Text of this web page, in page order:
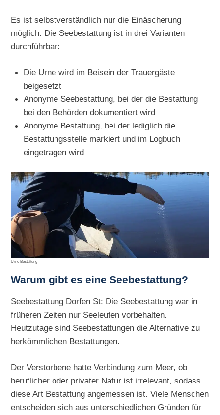
Es ist selbstverständlich nur die Einäscherung
möglich. Die Seebestattung ist in drei Varianten
durchführbar:
Die Urne wird im Beisein der Trauergäste
beigesetzt
Anonyme Seebestattung, bei der die Bestattung
bei den Behörden dokumentiert wird
Anonyme Bestattung, bei der lediglich die
Bestattungsstelle markiert und im Logbuch
eingetragen wird
Urne Bestattung
Warum gibt es eine Seebestattung?
Seebestattung Dorfen St: Die Seebestattung war in
früheren Zeiten nur Seeleuten vorbehalten.
Heutzutage sind Seebestattungen die Alternative zu
herkömmlichen Bestattungen.
Der Verstorbene hatte Verbindung zum Meer, ob
beruflicher oder privater Natur ist irrelevant, sodass
diese Art Bestattung angemessen ist. Viele Menschen
entscheiden sich aus unterschiedlichen Gründen für